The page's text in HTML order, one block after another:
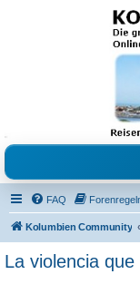
grosse Forum
Freunde
Reisen, Auswandern, Kultur,
Austausch, Erfahrungen und
FAQ
Kolumbien Community
La violencia